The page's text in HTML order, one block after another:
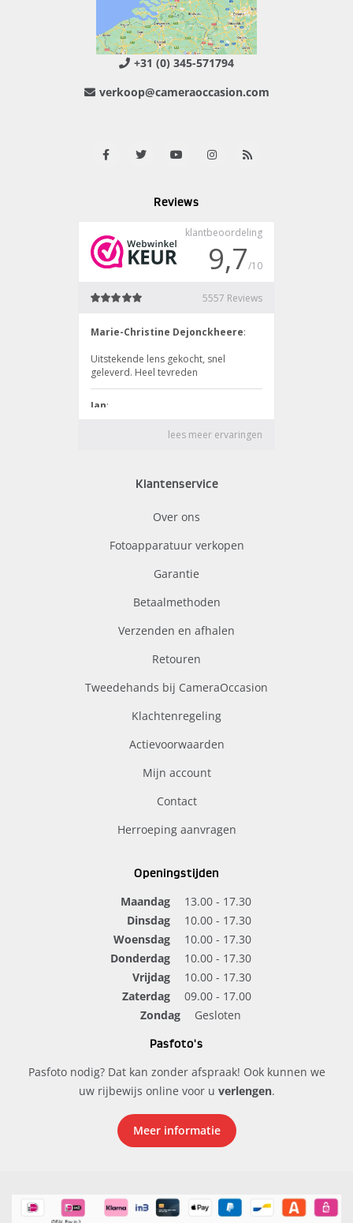
+31 (0) 345-571794
verkoop@cameraoccasion.com
Reviews
Klantenservice
Over ons
Fotoapparatuur verkopen
Garantie
Betaalmethoden
Verzenden en afhalen
Retouren
Tweedehands bij CameraOccasion
Klachtenregeling
Actievoorwaarden
Mijn account
Contact
Herroeping aanvragen
Openingstijden
Maandag
13.00 - 17.30
Dinsdag
10.00 - 17.30
Woensdag
10.00 - 17.30
Donderdag
10.00 - 17.30
Vrijdag
10.00 - 17.30
Zaterdag
09.00 - 17.00
Zondag
Gesloten
Pasfoto's
Pasfoto nodig? Dat kan zonder afspraak! Ook kunnen we
uw rijbewijs online voor u verlengen.
Meer informatie